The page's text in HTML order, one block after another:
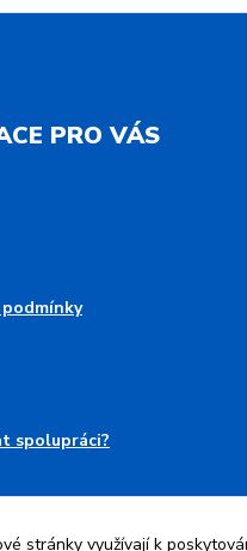
PRO VÁS
spolupráci?
stránky využívají k